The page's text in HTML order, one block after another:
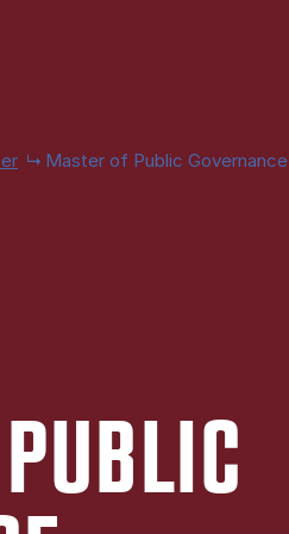
Master of Public Governance